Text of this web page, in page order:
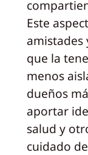
Este
amistades
que la
menos
dueños
aportar
salud y
cuidado